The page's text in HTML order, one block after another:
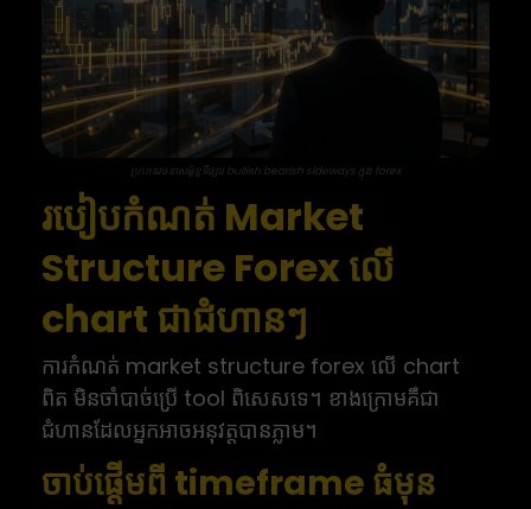
ប្រភេទរចនាសម្ព័ន្ធទីផ្សារ bullish bearish sideways ក្នុង forex
របៀបកំណត់ Market
Structure Forex លើ
chart ជាជំហានៗ
ការកំណត់ market structure forex លើ chart
ពិត មិនចាំបាច់ប្រើ tool ពិសេសទេ។ ខាងក្រោមគឺជា
ជំហានដែលអ្នកអាចអនុវត្តបានភ្លាម។
ចាប់ផ្តើមពី timeframe ធំមុន